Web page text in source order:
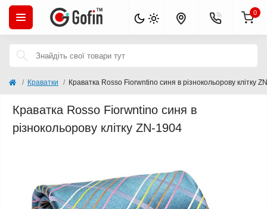
0
Краватки Краватка Rosso Fiorwntino синя в різнокольорову клітку
Краватка Rosso Fiorwntino синя в
різнокольорову клітку ZN-1904